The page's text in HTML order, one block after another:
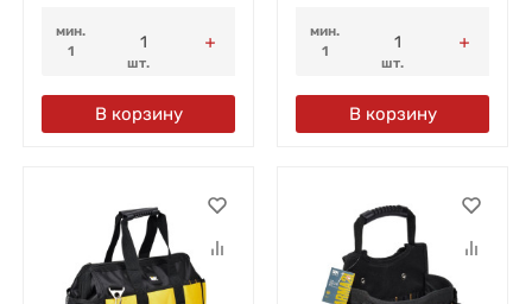
мин.
1
шт.
В корзину
мин.
1
шт.
В корзину